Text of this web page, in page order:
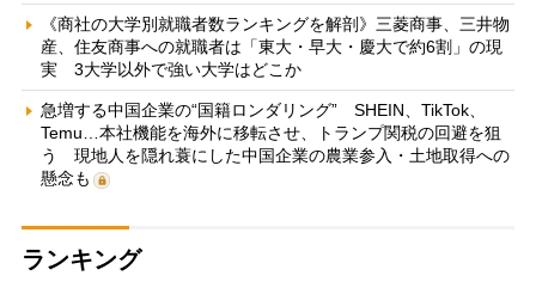
《商社の大学別就職者数ランキングを解剖》三菱商事、三井物
産、住友商事への就職者は「東大・早大・慶大で約6割」の現
実 3大学以外で強い大学はどこか
急増する中国企業の“国籍ロンダリング” SHEIN、TikTok、
Temu…本社機能を海外に移転させ、トランプ関税の回避を狙
う 現地人を隠れ蓑にした中国企業の農業参入・土地取得への
懸念も
ランキング